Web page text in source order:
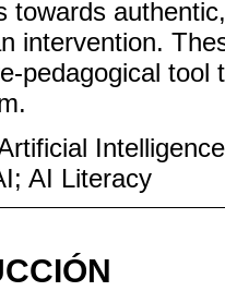
towards
intervention.
pedagogical
AI Literacy